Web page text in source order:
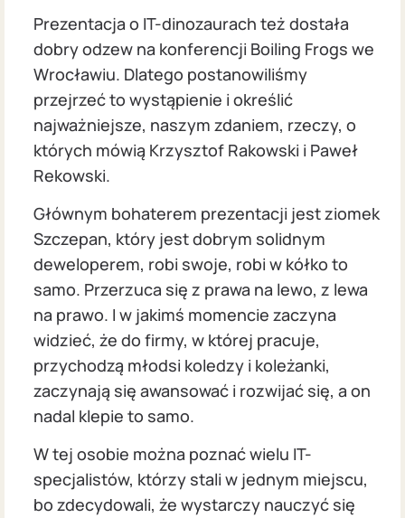
Prezentacja o IT-dinozaurach też dostała
dobry odzew na konferencji Boiling Frogs we
Wrocławiu. Dlatego postanowiliśmy
przejrzeć to wystąpienie i określić
najważniejsze, naszym zdaniem, rzeczy, o
których mówią Krzysztof Rakowski i Paweł
Rekowski.
Głównym bohaterem prezentacji jest ziomek
Szczepan, który jest dobrym solidnym
deweloperem, robi swoje, robi w kółko to
samo. Przerzuca się z prawa na lewo, z lewa
na prawo. I w jakimś momencie zaczyna
widzieć, że do firmy, w której pracuje,
przychodzą młodsi koledzy i koleżanki,
zaczynają się awansować i rozwijać się, a on
nadal klepie to samo.
W tej osobie można poznać wielu IT-
specjalistów, którzy stali w jednym miejscu,
bo zdecydowali, że wystarczy nauczyć się